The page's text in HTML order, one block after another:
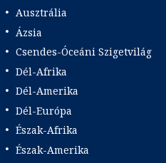
Ausztrália
Ázsia
Csendes-Óceáni Szigetvilág
Dél-Afrika
Dél-Amerika
Dél-Európa
Észak-Afrika
Észak-Amerika